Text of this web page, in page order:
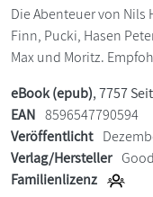
Die Abenteuer von Nils
Finn, Pucki, Hasen
Max und Moritz.
eBook (epub), 7757
EAN 8596547790594
Veröffentlicht
Verlag/Hersteller
Familienlizenz